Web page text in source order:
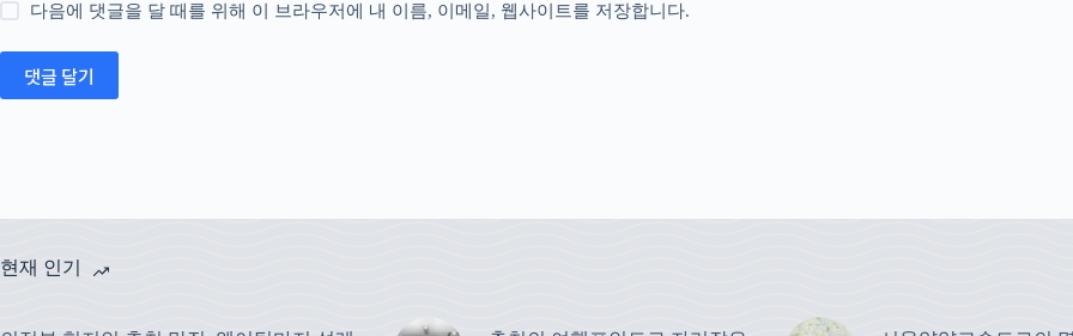
다음에 댓글을 달 때를 위해 이 브라우저에 내 이름, 이메일, 웹사이트를 저장합니다.
댓글 달기
현재 인기